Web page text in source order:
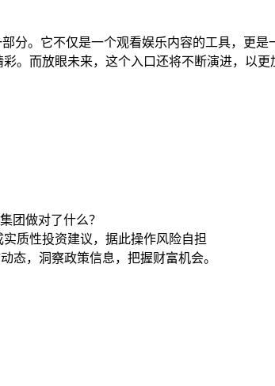
分。它不仅是一个观看娱乐内容的工具，更
。而放眼未来，这个入口还将不断演进，以
团做对了什么？
质性投资建议，据此操作风险自担
态，洞察政策信息，把握财富机会。